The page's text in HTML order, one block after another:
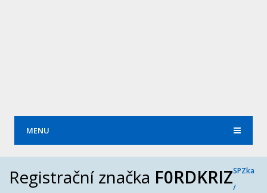
MENU
Registrační značka F0RDKRIZSPZka
/